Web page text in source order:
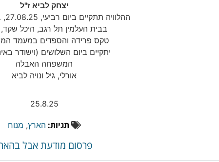
יצחק לביא ז"ל
ההלוויה תתקיים ביום רביעי, 27.08.25, בשעה 12:30
בבית העלמין תל רגב, היכל
טקס פרידה והספדים במעמד
יתקיים ביום השלושים (וישודר
המשפחה האבלה
אורלי, גיל ונויה לביא
25.8.25
תגיות: הארץ, מנוח
פרסום מודעת אבל